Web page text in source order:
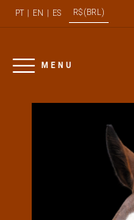
PT| EN ES R$ (BRL)
MENU